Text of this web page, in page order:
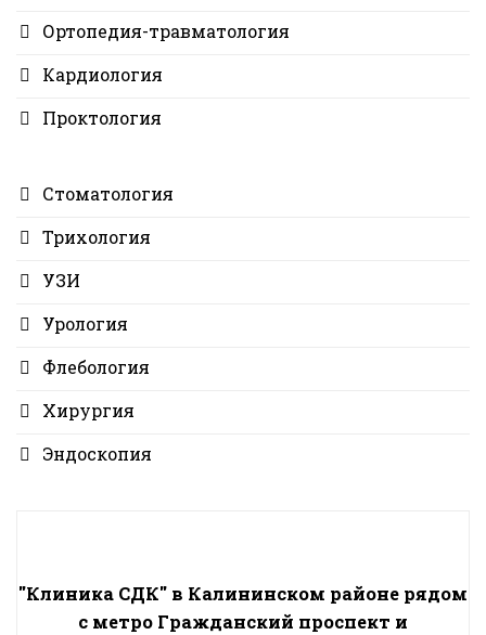
Ортопедия-травматология
Кардиология
Проктология
Стоматология
Трихология
УЗИ
Урология
Флебология
Хирургия
Эндоскопия
"Клиника СДК" в Калининском районе рядом
с метро Гражданский проспект и